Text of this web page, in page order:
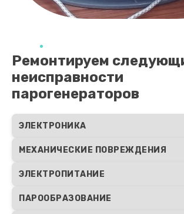
Ремонтируем
неисправности
парогенераторов
ЭЛЕКТРОНИКА
МЕХАНИЧЕСКИЕ ПОВРЕЖДЕНИЯ
ЭЛЕКТРОПИТАНИЕ
ПАРООБРАЗОВАНИЕ